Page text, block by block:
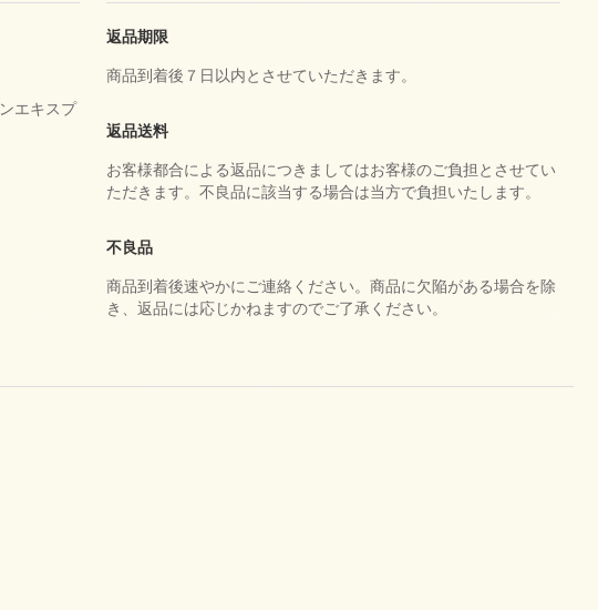
エキスプ
返品期限
商品到着後７日以内とさせていただきます。
返品送料
お客様都合による返品につきましてはお客様のご負担とさせてい
ただきます。不良品に該当する場合は当方で負担いたします。
不良品
商品到着後速やかにご連絡ください。商品に欠陥がある場合を除
き、返品には応じかねますのでご了承ください。